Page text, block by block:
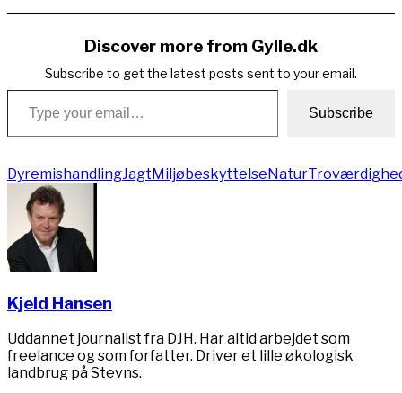
Link
Discover more from Gylle.dk
Subscribe to get the latest posts sent to your email.
Type your email…
Subscribe
DyremishandlingJagtMiljøbeskyttelseNatur
Kjeld Hansen
Uddannet journalist fra DJH. Har altid arbejdet som
freelance og som forfatter. Driver et lille økologisk
landbrug på Stevns.